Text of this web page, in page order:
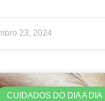
23, 2024
CUIDADOS DO DIA A DIA